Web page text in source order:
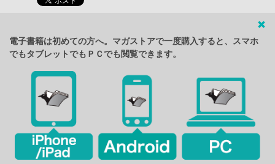
電子書籍は初めての方へ。マガストアで一度購入すると、スマホ
でもタブレットでもＰＣでも閲覧できます。